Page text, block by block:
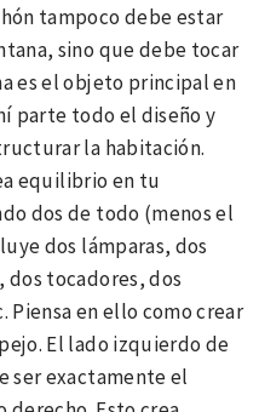
tampoco debe estar
sino que debe tocar
es el objeto principal en
parte todo el diseño y
la habitación.
equilibrio en tu
dos de todo (menos el
dos lámparas, dos
dos tocadores, dos
Piensa en ello como crear
El lado izquierdo de
ser exactamente el